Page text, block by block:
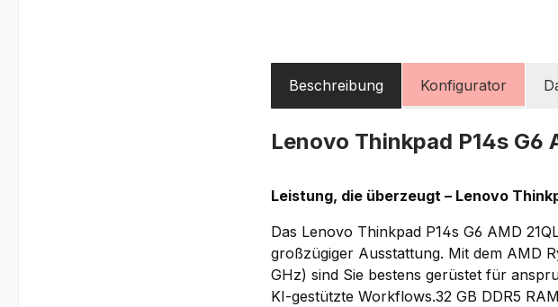
Beschreibung Konfigurator
Lenovo Thinkpad P14s G6
Leistung, die überzeugt – Lenovo
Das Lenovo Thinkpad P14s G6 AMD
großzügiger Ausstattung. Mit dem AMD
GHz) sind Sie bestens gerüstet für
KI-gestützte Workflows.32 GB DDR5 RAM